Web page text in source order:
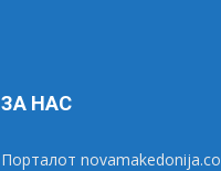
ЗА НАС
Порталот